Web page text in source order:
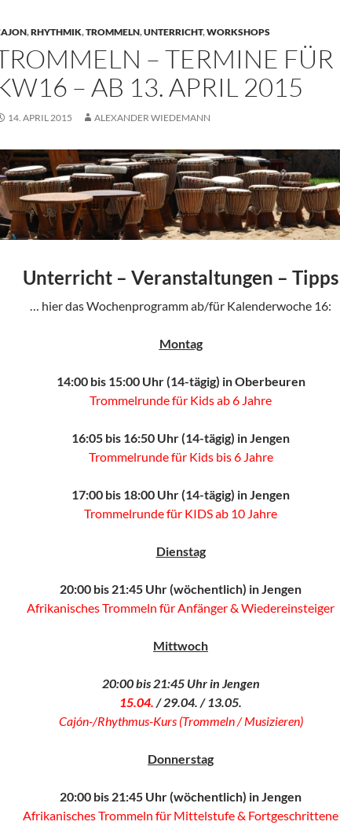
,RHYTHMIK,TROMMELN,UNTERRICHT,WORKSHOPS
– TERMINE FÜR
– AB 13. APRIL 2015
14. APRIL 2015 ALEXANDER WIEDEMANN
Unterricht – Veranstaltungen – Tipps
… hier das Wochenprogramm ab/für Kalenderwoche 16:
Montag
14:00 bis 15:00 Uhr (14-tägig) in Oberbeuren
Trommelrunde für Kids ab 6 Jahre
16:05 bis 16:50 Uhr (14-tägig) in Jengen
Trommelrunde für Kids bis 6 Jahre
17:00 bis 18:00 Uhr (14-tägig) in Jengen
Trommelrunde für KIDS ab 10 Jahre
Dienstag
20:00 bis 21:45 Uhr (wöchentlich) in Jengen
Afrikanisches Trommeln für Anfänger & Wiedereinsteiger
Mittwoch
20:00 bis 21:45 Uhr in Jengen
15.04. / 29.04. / 13.05.
Cajón-/Rhythmus-Kurs (Trommeln / Musizieren)
Donnerstag
20:00 bis 21:45 Uhr (wöchentlich) in Jengen
Afrikanisches Trommeln für Mittelstufe & Fortgeschrittene